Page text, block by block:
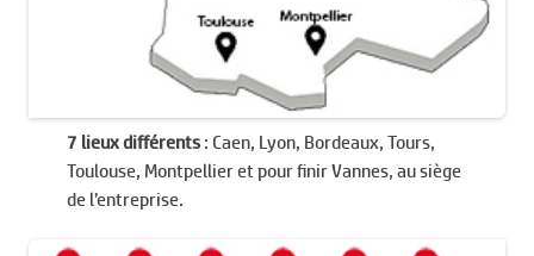
7 lieux différents: Caen, Lyon, Bordeaux, Tours,
Toulouse, Montpellier et pour finir Vannes, au siège
de l’entreprise.